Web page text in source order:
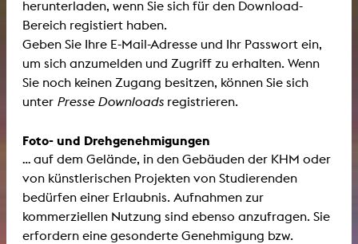
herunterladen, wenn Sie sich für den Download-
Bereich registiert haben.
Geben Sie Ihre E-Mail-Adresse und Ihr Passwort ein,
um sich anzumelden und Zugriff zu erhalten. Wenn
Sie noch keinen Zugang besitzen, können Sie sich
unter Presse Downloads registrieren.
Foto- und Drehgenehmigungen
... auf dem Gelände, in den Gebäuden der KHM oder
von künstlerischen Projekten von Studierenden
bedürfen einer Erlaubnis. Aufnahmen zur
kommerziellen Nutzung sind ebenso anzufragen. Sie
erfordern eine gesonderte Genehmigung bzw.